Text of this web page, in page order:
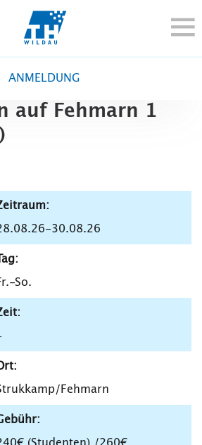
TH-
TRANSFER
Anfahrt Webmail
Personensuche
ANMELDUNG
auf Fehmarn 1
30.08.26
So.
Fehmarn